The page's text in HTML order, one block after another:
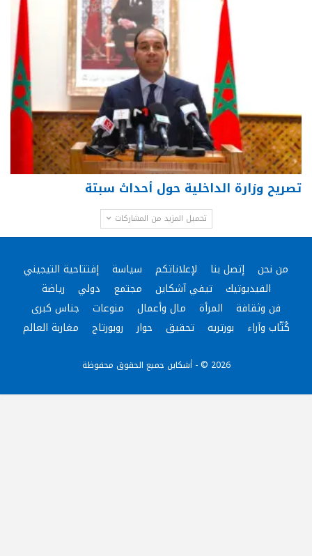
تصريح وزارة الداخلية حول أحداث سبتة
تحميل المزيد من المشاركات
من نحن إتصل بنا لإعلاناتكم سياسة
إفتتاحية التيجيني
الفيديوتيك
تيفي آشكاين مجتمع دولي
رياضة
فن وثقافة
المرأة مال وأعمال منوعات
جناس كبرى
كُتّاب وآراء
بورتريه تحقيق حوار روبورتاج مغاربة العالم
2026 © - أشكاين جميع الحقوق محفوظة